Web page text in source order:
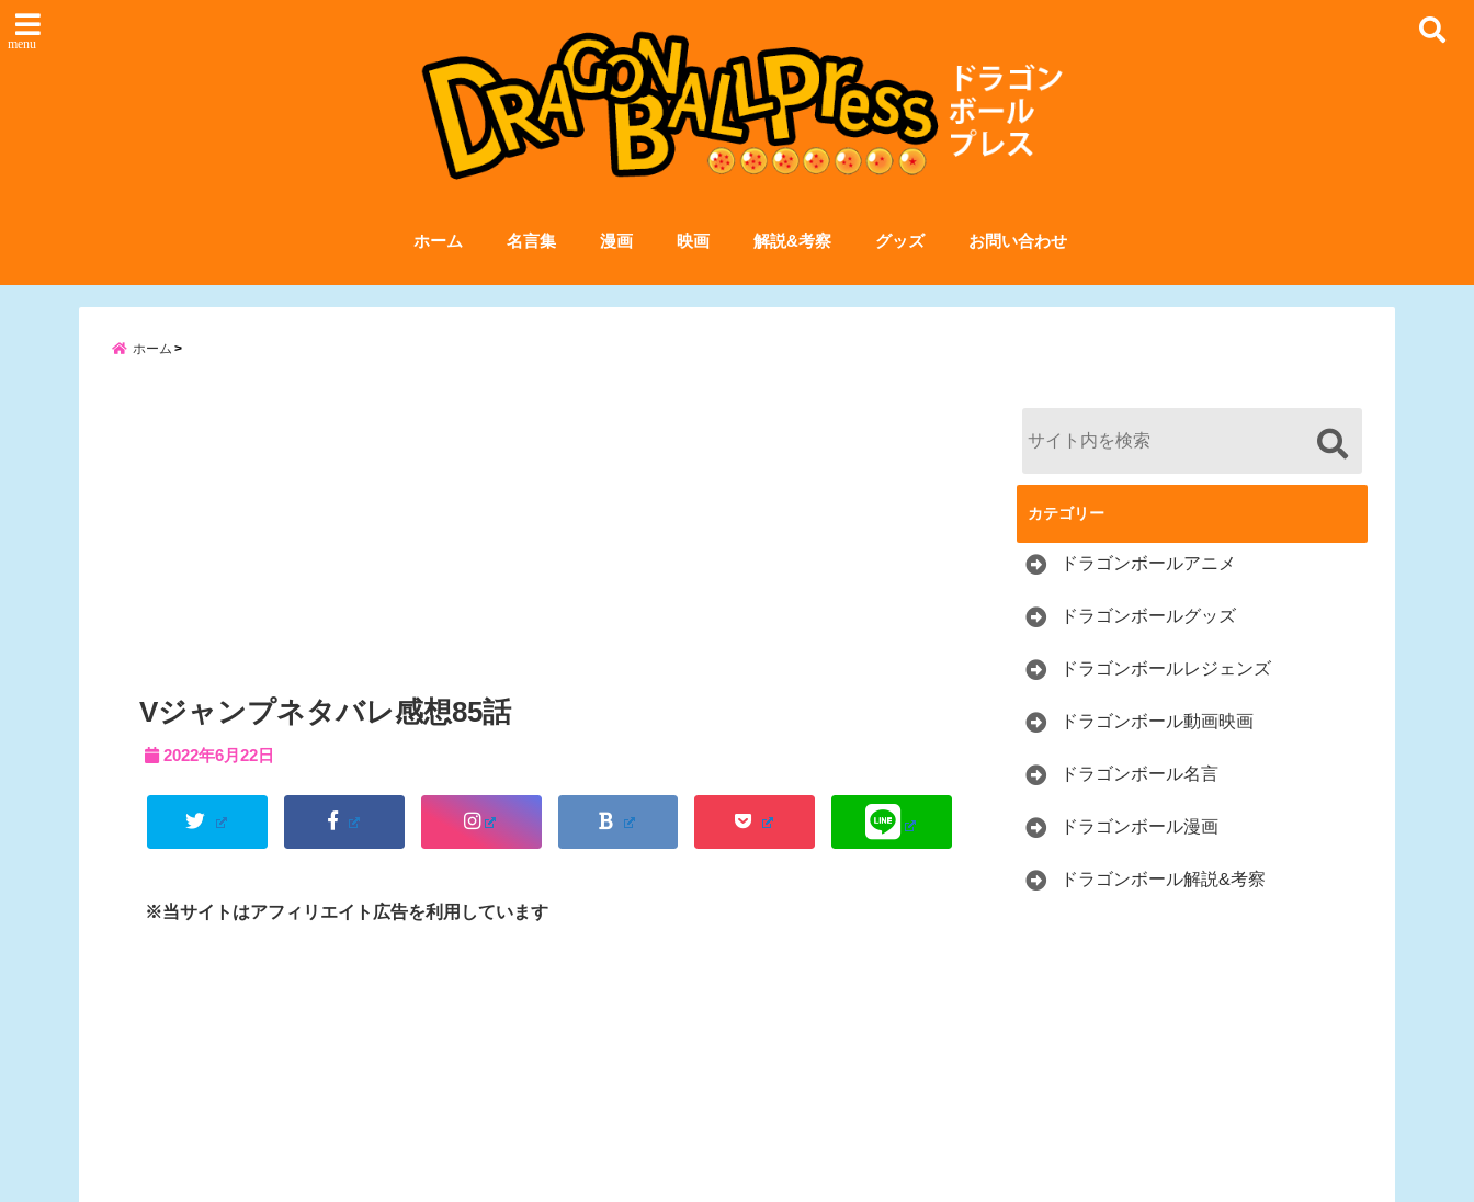
menu
ホーム 名言集 漫画 映画 解説&考察 グッズ お問い合わせ
ホーム
Vジャンプネタバレ感想85話
2022年6月22日
※当サイトはアフィリエイト広告を利用しています
カテゴリー
ドラゴンボールアニメ
ドラゴンボールグッズ
ドラゴンボールレジェンズ
ドラゴンボール動画映画
ドラゴンボール名言
ドラゴンボール漫画
ドラゴンボール解説&考察